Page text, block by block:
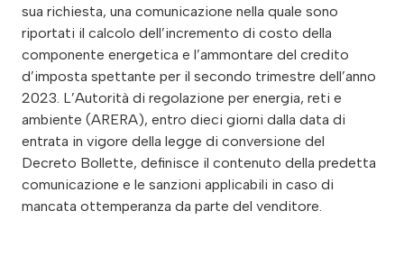
sua richiesta, una comunicazione nella quale sono
riportati il calcolo dell’incremento di costo della
componente energetica e l’ammontare del credito
d’imposta spettante per il secondo trimestre dell’anno
2023. L’Autorità di regolazione per energia, reti e
ambiente (ARERA), entro dieci giorni dalla data di
entrata in vigore della legge di conversione del
Decreto Bollette, definisce il contenuto della predetta
comunicazione e le sanzioni applicabili in caso di
mancata ottemperanza da parte del venditore.